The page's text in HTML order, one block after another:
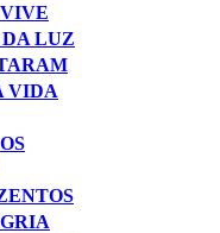
LUZ
VIDA